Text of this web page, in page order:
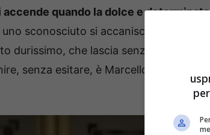
accende quando la dolce e
uno sconosciuto si accanisce contro di
durissimo, che lascia senza fiato e
senza esitare, è Marcello, che